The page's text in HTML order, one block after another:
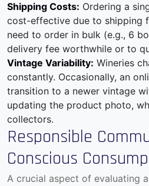
Shipping Costs: Ordering a
cost-effective due to shipping
need to order in bulk (e.g., 6
delivery fee worthwhile or to
Vintage Variability: Wineries
constantly. Occasionally, an
transition to a newer vintage
updating the product photo,
collectors.
Responsible
Conscious
A crucial aspect of evaluating